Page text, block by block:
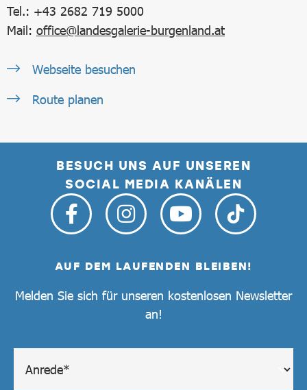
Tel.: +43 2682 719 5000
Mail: office@landesgalerie-burgenland.at
Webseite besuchen
Route planen
BESUCH UNS AUF UNSEREN
SOCIAL MEDIA KANÄLEN
AUF DEM LAUFENDEN BLEIBEN!
Melden Sie sich für unseren kostenlosen Newsletter
an!